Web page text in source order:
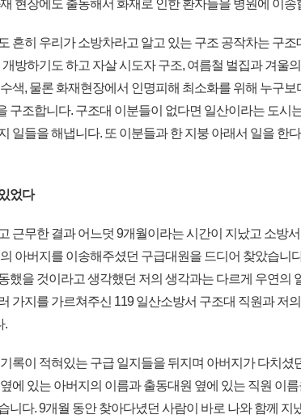
현장에도 출동해서 화재로 인한 환자들을 병원에 이송
흔히 우리가 소방차라고 알고 있는 구조 공작차는 구
방하기도 하고 자살 시도자 구조, 여름철 벌집과 겨울
색, 물론 화재현장에서 인명피해 최소화를 위해 누구
구조합니다. 구조대 이분들이 없다면 일산이라는 도시
일들을 해냅니다. 또 이분들과 한 지붕 아래서 일을 한
었다
근무한 결과 어느덧 9개월이라는 시간이 지났고 소방
아버지를 이송해주셨던 구급대원을 드디어 찾았습니
했을 것이라고 생각했던 저의 생각과는 다르게 우연의
가지를 가르쳐주신 119 일산소방서 구조대 직원과 저
.
록이 적혀있는 구급 일지들을 뒤지며 아버지가 다치셨
에 있는 아버지의 이름과 출동대원 옆에 있는 직원 이
니다. 9개월 동안 찾아다녔던 사람이 바로 나와 함께 지